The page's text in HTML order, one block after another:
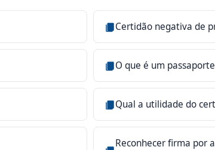
Certidão negativa de
O que é um
Qual a utilidade do
Reconhecer firma por